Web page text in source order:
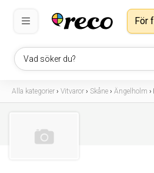
Vad söker du?
För
Alla kategorier › Vitvaror › Skåne › Ängelholm ›